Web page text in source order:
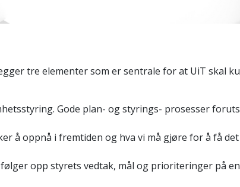
tre elementer som er sentrale for at UiT skal
Gode plan- og styrings- prosesser
å oppnå i fremtiden og hva vi må gjøre for å få
opp styrets vedtak, mål og prioriteringer på